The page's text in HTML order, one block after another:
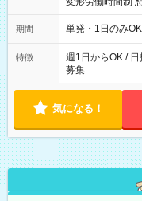
～21：00
期間 単発・1日のみOK
特徴
週1日からOK /
募集
気になる！